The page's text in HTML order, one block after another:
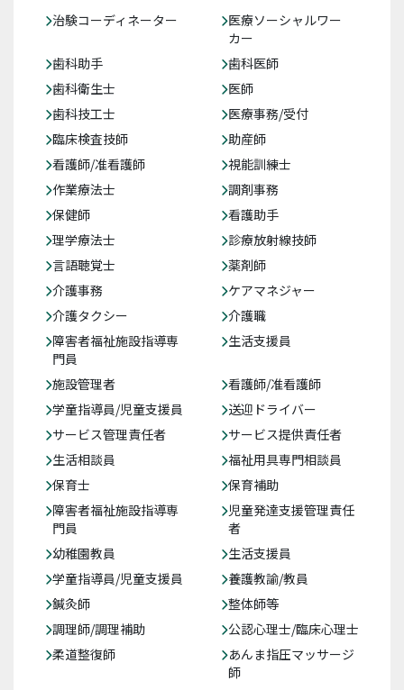
治験コーディネーター
医療ソーシャルワー
カー
歯科助手
歯科医師
歯科衛生士
医師
歯科技工士
医療事務/受付
臨床検査技師
助産師
看護師/准看護師
視能訓練士
作業療法士
調剤事務
保健師
看護助手
理学療法士
診療放射線技師
言語聴覚士
薬剤師
介護事務
ケアマネジャー
介護タクシー
介護職
障害者福祉施設指導専
門員
生活支援員
施設管理者
看護師/准看護師
学童指導員/児童支援員
送迎ドライバー
サービス管理責任者
サービス提供責任者
生活相談員
福祉用具専門相談員
保育士
保育補助
障害者福祉施設指導専
門員
児童発達支援管理責任
者
幼稚園教員
生活支援員
学童指導員/児童支援員
養護教諭/教員
鍼灸師
整体師等
調理師/調理補助
公認心理士/臨床心理士
柔道整復師
あんま指圧マッサージ
師